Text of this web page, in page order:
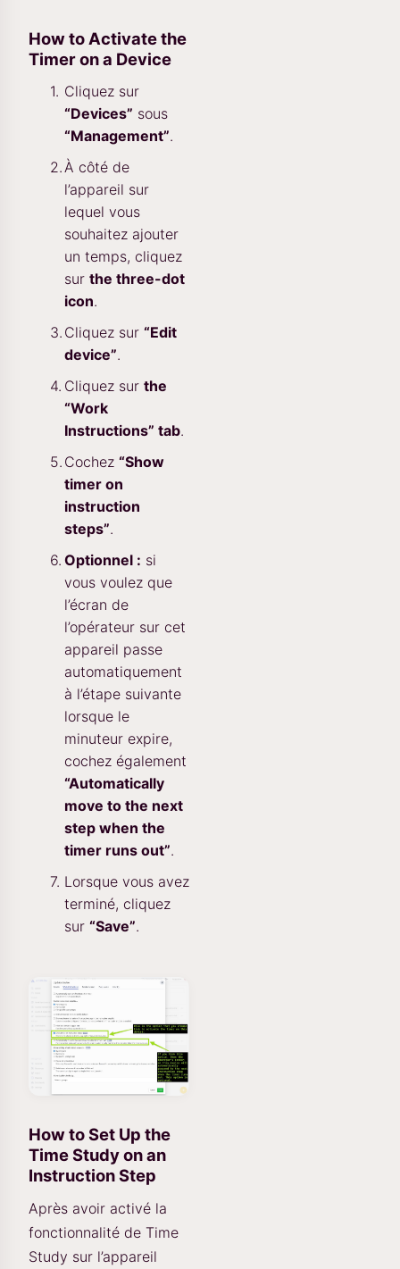
How to Activate the
Timer on a Device
Cliquez sur
“Devices” sous
“Management”.
À côté de
l’appareil sur
lequel vous
souhaitez ajouter
un temps, cliquez
sur the three-dot
icon.
Cliquez sur “Edit
device”.
Cliquez sur the
“Work
Instructions” tab.
Cochez “Show
timer on
instruction
steps”.
Optionnel : si
vous voulez que
l’écran de
l’opérateur sur cet
appareil passe
automatiquement
à l’étape suivante
lorsque le
minuteur expire,
cochez également
“Automatically
move to the next
step when the
timer runs out”.
Lorsque vous avez
terminé, cliquez
sur “Save”.
How to Set Up the
Time Study on an
Instruction Step
Après avoir activé la
fonctionnalité de Time
Study sur l’appareil